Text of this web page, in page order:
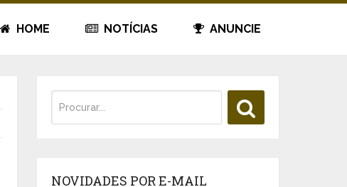
HOME NOTÍCIAS ANUNCIE
NOVIDADES POR E-MAIL